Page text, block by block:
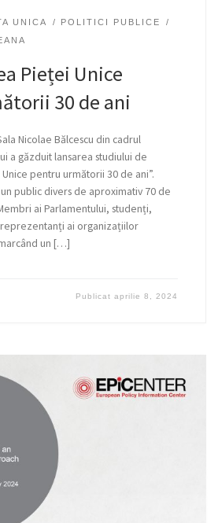
UNICA
POLITICI PUBLICE
Pieței Unice
30 de ani
Nicolae Bălcescu din cadrul
a găzduit lansarea studiului de
pentru următorii 30 de ani”.
public divers de aproximativ 70 de
ai Parlamentului, studenți,
ai organizațiilor
un […]
Publicataprilie 8, 2024